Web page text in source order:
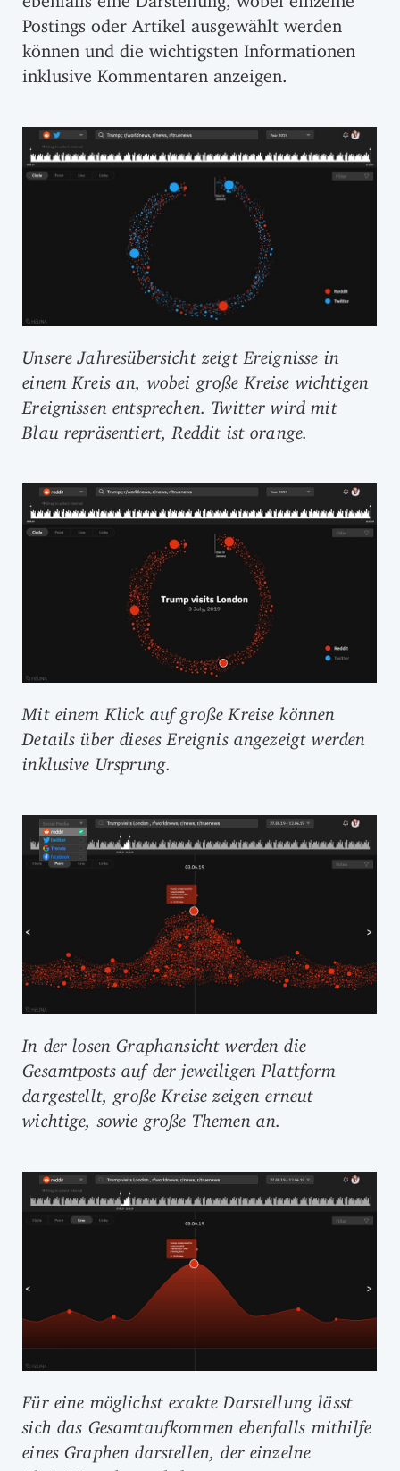
Postings oder Artikel ausgewählt werden
können und die wichtigsten Informationen
inklusive Kommentaren anzeigen.
Unsere Jahresübersicht zeigt Ereignisse in
einem Kreis an, wobei große Kreise wichtigen
Ereignissen entsprechen. Twitter wird mit
Blau repräsentiert, Reddit ist orange.
Mit einem Klick auf große Kreise können
Details über dieses Ereignis angezeigt werden
inklusive Ursprung.
In der losen Graphansicht werden die
Gesamtposts auf der jeweiligen Plattform
dargestellt, große Kreise zeigen erneut
wichtige, sowie große Themen an.
Für eine möglichst exakte Darstellung lässt
sich das Gesamtaufkommen ebenfalls mithilfe
eines Graphen darstellen, der einzelne